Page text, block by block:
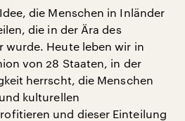
die Menschen in Inländer
die in der Ära des
wurde. Heute leben wir in
von 28 Staaten, in der
herrscht, die Menschen
kulturellen
und dieser Einteilung